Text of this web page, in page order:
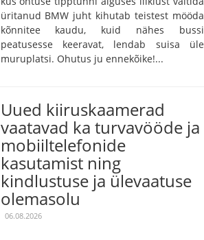
üritanud BMW juht kihutab teistest mööda
kõnnitee kaudu, kuid nähes bussi
peatusesse keeravat, lendab suisa üle
muruplatsi. Ohutus ju ennekõike!...
Uued kiiruskaamerad
vaatavad ka turvavööde ja
mobiiltelefonide
kasutamist ning
kindlustuse ja ülevaatuse
olemasolu
06.08.2026